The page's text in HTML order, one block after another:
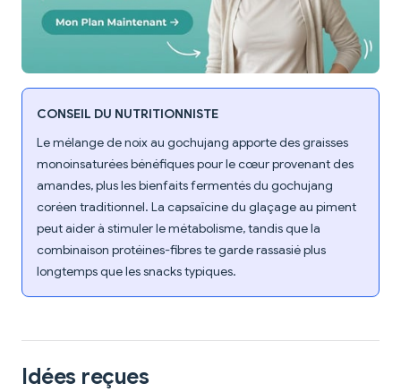
CONSEIL DU NUTRITIONNISTE
Le mélange de noix au gochujang apporte des graisses
monoinsaturées bénéfiques pour le cœur provenant des
amandes, plus les bienfaits fermentés du gochujang
coréen traditionnel. La capsaïcine du glaçage au piment
peut aider à stimuler le métabolisme, tandis que la
combinaison protéines-fibres te garde rassasié plus
longtemps que les snacks typiques.
Idées reçues